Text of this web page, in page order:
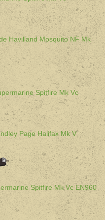
Havilland Mosquito NF Mk
SpitfireMk Vc
Page Halifax Mk V
Spitfire Mk Vc EN960